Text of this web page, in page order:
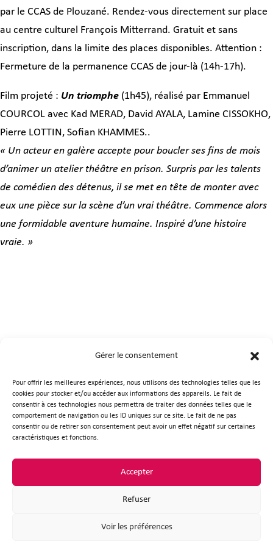
Gérer le consentement
Pour offrir les meilleures expériences, nous utilisons des technologies telles que les
cookies pour stocker et/ou accéder aux informations des appareils. Le fait de
consentir à ces technologies nous permettra de traiter des données telles que le
comportement de navigation ou les ID uniques sur ce site. Le fait de ne pas
consentir ou de retirer son consentement peut avoir un effet négatif sur certaines
caractéristiques et fonctions.
Accepter
Refuser
Voir les préférences
par le CCAS de Plouzané. Rendez-vous directement sur place
au centre culturel François Mitterrand. Gratuit et sans
inscription, dans la limite des places disponibles. Attention :
Fermeture de la permanence CCAS de jour-là (14h-17h).
Film projeté : Un triomphe (1h45), réalisé par Emmanuel
COURCOL avec Kad MERAD, David AYALA, Lamine CISSOKHO,
Pierre LOTTIN, Sofian KHAMMES..
« Un acteur en galère accepte pour boucler ses fins de mois
d’animer un atelier théâtre en prison. Surpris par les talents
de comédien des détenus, il se met en tête de monter avec
eux une pièce sur la scène d’un vrai théâtre. Commence alors
une formidable aventure humaine. Inspiré d’une histoire
vraie. »
Place de la République
29280 Plouzané
Horaires d'ouverture